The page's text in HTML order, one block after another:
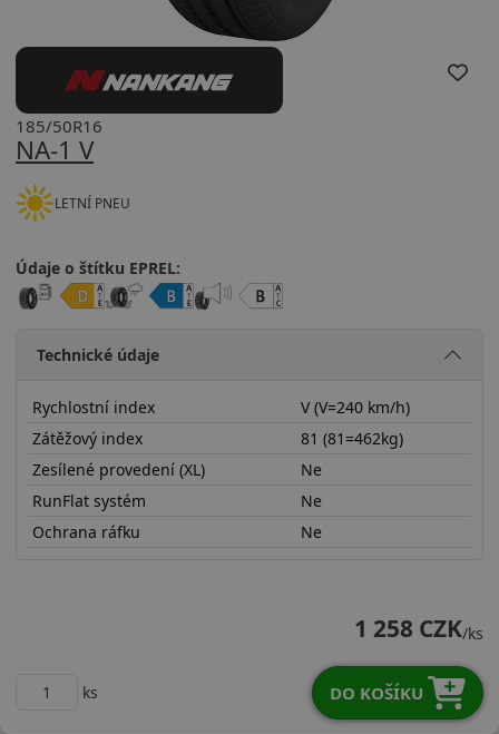
NA-1 V
185/50R16
LETNÍ PNEU
Údaje o štítku EPREL:
Technické údaje
Rychlostní index
V (V=240 km/h)
Zátěžový index
81 (81=462kg)
Zesílené provedení (XL)
Ne
RunFlat systém
Ne
Ochrana ráfku
Ne
1 258 CZK/ks
ks DO KOŠÍKU